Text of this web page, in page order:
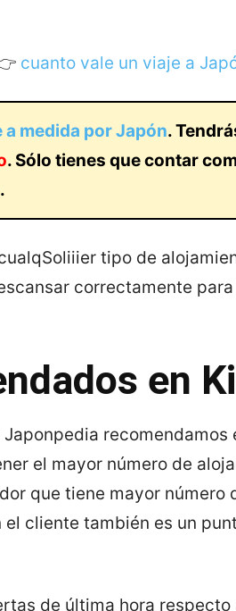
cuanto vale un viaje a
a medida por Japón.
. Sólo tienes que contar
.
tipo de
correctamente
en
Japonpedia recomendamos
el mayor número de
que tiene mayor número
cliente también es un
de última hora respecto